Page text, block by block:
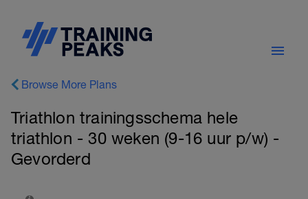
Browse More Plans
Triathlon trainingsschema hele
triathlon - 30 weken (9-16 uur p/w) -
Gevorderd